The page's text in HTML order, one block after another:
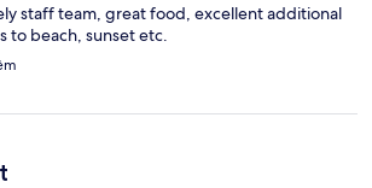
staff team, great food, excellent additional
to beach, sunset etc.